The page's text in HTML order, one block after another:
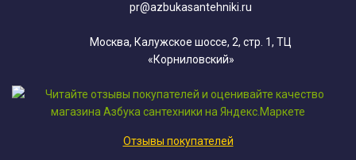
pr@azbukasantehniki.ru
Москва, Калужское шоссе, 2, стр. 1, ТЦ
«Корниловский»
Отзывы покупателей